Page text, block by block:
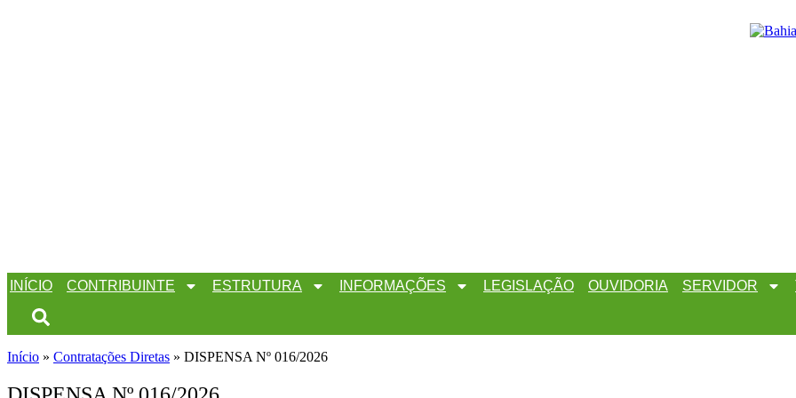
INÍCIO CONTRIBUINTE ESTRUTURA INFORMAÇÕES LEGISLAÇÃO OUVIDORIA SERVIDOR
Início » Contratações Diretas » DISPENSA Nº 016/2026